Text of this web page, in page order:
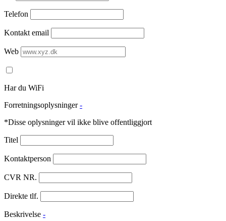
Telefon
Kontakt email
Web
Har du WiFi
Forretningsoplysninger -
*Disse oplysninger vil ikke blive offentliggjort
Titel
Kontaktperson
CVR NR.
Direkte tlf.
Beskrivelse -